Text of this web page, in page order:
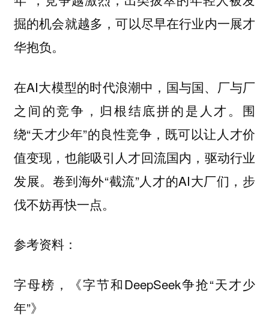
掘的机会就越多，可以尽早在行业内一展才
华抱负。
在AI大模型的时代浪潮中，国与国、厂与厂
之间的竞争，归根结底拼的是人才。围
绕“天才少年”的良性竞争，既可以让人才价
值变现，也能吸引人才回流国内，驱动行业
发展。卷到海外“截流”人才的AI大厂们，步
伐不妨再快一点。
参考资料：
字母榜，《字节和DeepSeek争抢“天才少
年”》